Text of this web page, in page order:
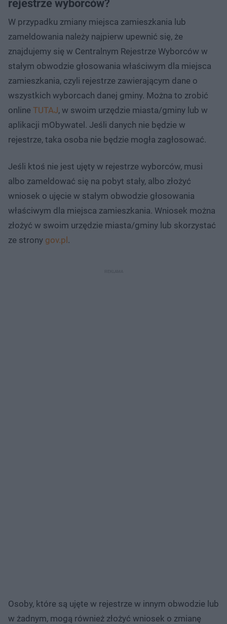
rejestrze wyborców?
W przypadku zmiany miejsca zamieszkania lub
zameldowania należy najpierw upewnić się, że
znajdujemy się w Centralnym Rejestrze Wyborców w
stałym obwodzie głosowania właściwym dla miejsca
zamieszkania, czyli rejestrze zawierającym dane o
wszystkich wyborcach danej gminy. Można to zrobić
online TUTAJ, w swoim urzędzie miasta/gminy lub w
aplikacji mObywatel. Jeśli danych nie będzie w
rejestrze, taka osoba nie będzie mogła zagłosować.
Jeśli ktoś nie jest ujęty w rejestrze wyborców, musi
albo zameldować się na pobyt stały, albo złożyć
wniosek o ujęcie w stałym obwodzie głosowania
właściwym dla miejsca zamieszkania. Wniosek można
złożyć w swoim urzędzie miasta/gminy lub skorzystać
ze strony gov.pl.
Osoby, które są ujęte w rejestrze w innym obwodzie lub
w żadnym, mogą również złożyć wniosek o zmianę